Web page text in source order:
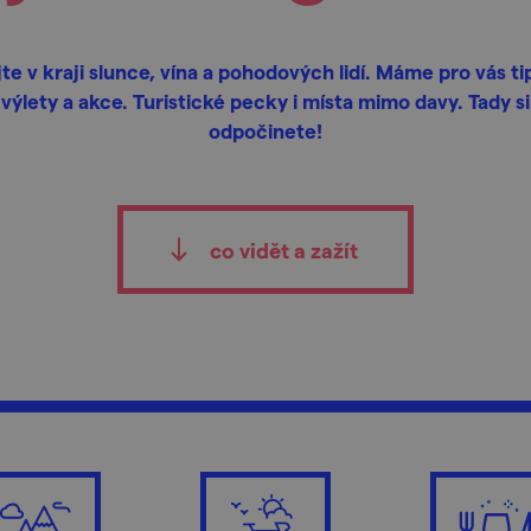
v kraji slunce, vína a pohodových lidí. Máme pro vás
výlety a akce. Turistické pecky i místa mimo davy. Tady si
odpočinete!
co vidět a zažít